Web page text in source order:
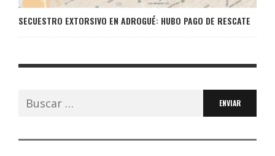
SECUESTRO EXTORSIVO EN ADROGUÉ: HUBO PAGO DE RESCATE
Buscar: